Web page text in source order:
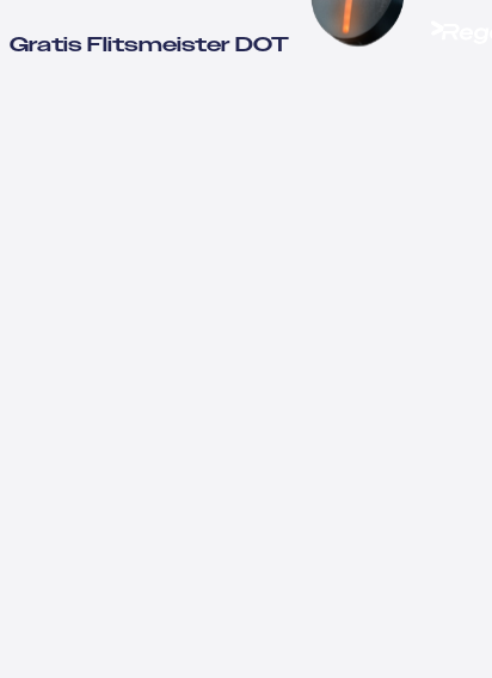
Gratis Flitsmeister DOT